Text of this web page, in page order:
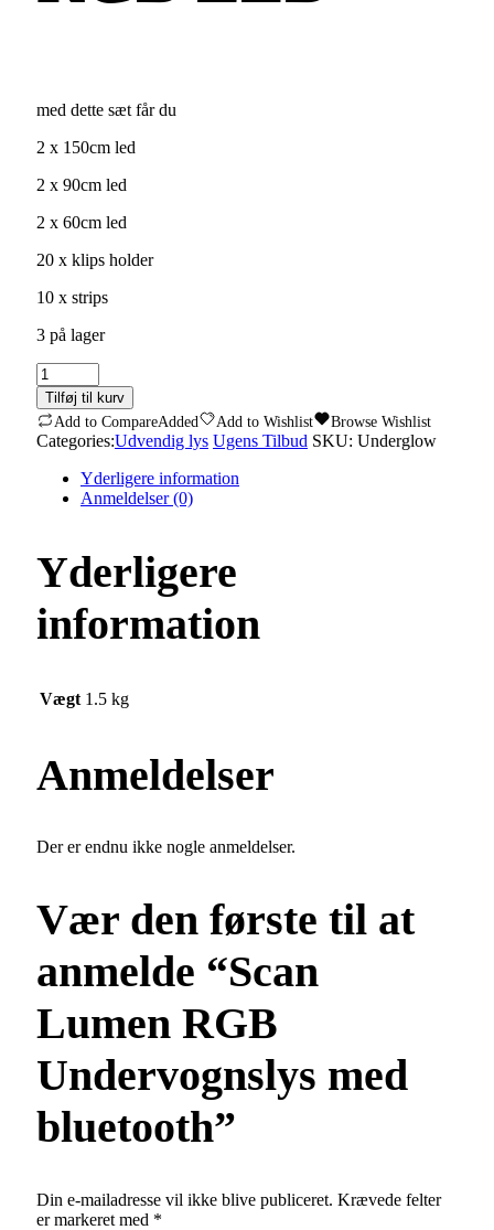
med dette sæt får du
2 x 150cm led
2 x 90cm led
2 x 60cm led
20 x klips holder
10 x strips
3 på lager
Scan
Lumen
RGB
Undervognslys
med
bluetooth
quantity
Tilføj til kurv
Add to CompareAdded Add to Wishlist Browse Wishlist
Categories:Udvendig lys Ugens Tilbud SKU: Underglow
Yderligere information
Anmeldelser (0)
Yderligere
information
Vægt 1.5 kg
Anmeldelser
Der er endnu ikke nogle anmeldelser.
Vær den første til at
anmelde “Scan
Lumen RGB
Undervognslys med
bluetooth”
Din e-mailadresse vil ikke blive publiceret. Krævede felter
er markeret med *